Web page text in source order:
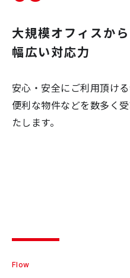
大規模オフィスから
幅広い対応力
安心・安全にご利用頂け
便利な物件などを数多く
たします。
Flow